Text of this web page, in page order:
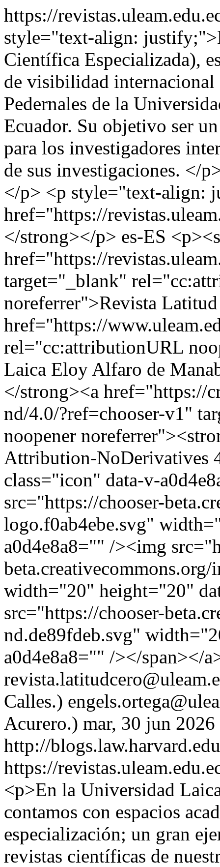
https://
style="text-align:
Científica Especializada),
de visibilidad
Pedernales de la
Ecuador. Su objetivo ser
para los investigadores
de sus investigaciones. </
</p> <p style="text-align:
href="https://
</strong></p> es-ES
href="https://
target="_blank"
noreferrer">Revista
href="https://
rel="cc:attributionURL
Laica Eloy Alfaro de
</strong><a href="https://
nd/4.0/?ref=chooser-v1"
noopener
Attribution-NoDerivatives
class="icon" data-v-
src="https://chooser-
logo.f0ab4ebe.svg"
a0d4e8a8="" /><img
width="20" height="20"
src="https://chooser-
nd.de89fdeb.svg"
a0d4e8a8="" /></span></
Calles.)
Acurero.) mar, 30 jun
http://
https://
<p>En la Universidad
contamos con espacios
especialización; un gran
revistas científicas de